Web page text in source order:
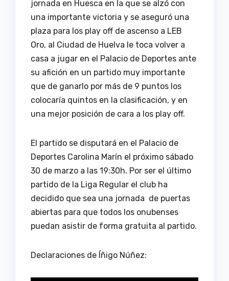
jornada en Huesca en la que se alzó con
una importante victoria y se aseguró una
plaza para los play off de ascenso a LEB
Oro, al Ciudad de Huelva le toca volver a
casa a jugar en el Palacio de Deportes ante
su afición en un partido muy importante
que de ganarlo por más de 9 puntos los
colocaría quintos en la clasificación, y en
una mejor posición de cara a los play off.
El partido se disputará en el Palacio de
Deportes Carolina Marín el próximo sábado
30 de marzo a las 19:30h. Por ser el último
partido de la Liga Regular el club ha
decidido que sea una jornada de puertas
abiertas para que todos los onubenses
puedan asistir de forma gratuita al partido.
Declaraciones de Íñigo Núñez: